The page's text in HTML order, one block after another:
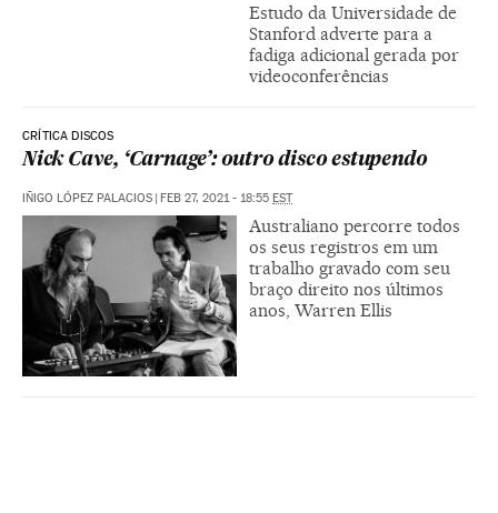
Estudo da Universidade de
Stanford adverte para a
fadiga adicional gerada por
videoconferências
CRÍTICA DISCOS
Nick Cave, ‘Carnage’: outro disco estupendo
IÑIGO LÓPEZ PALACIOS | FEB 27, 2021 - 18:55 EST
Australiano percorre todos
os seus registros em um
trabalho gravado com seu
braço direito nos últimos
anos, Warren Ellis